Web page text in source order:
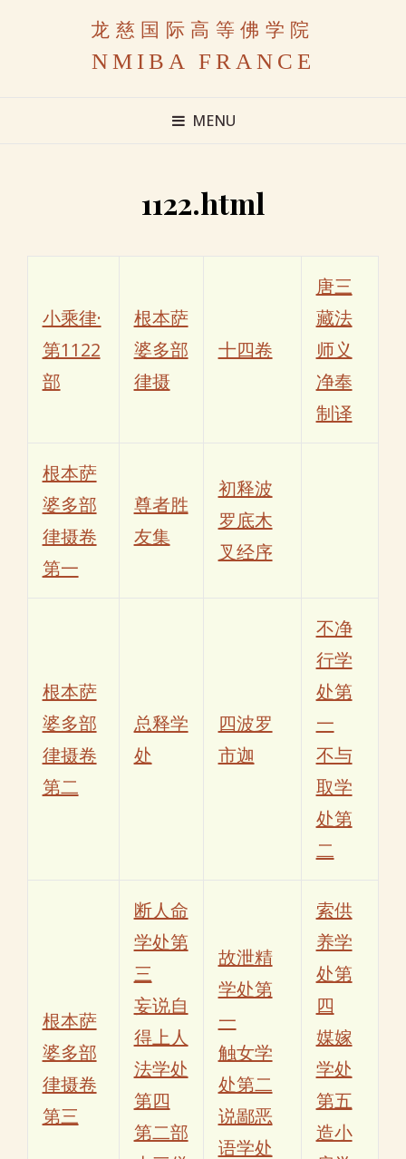
龙慈国际高等佛学院
NMIBA FRANCE
MENU
1122.html
小乘律·
第1122
部
根本萨
婆多部
律摄
十四卷
唐三
藏法
师义
净奉
制译
根本萨
婆多部
律摄卷
第一
尊者胜
友集
初释波
罗底木
叉经序
根本萨
婆多部
律摄卷
第二
总释学
处
四波罗
市迦
不净
行学
处第
一
不与
取学
处第
二
根本萨
婆多部
律摄卷
第三
断人命
学处第
三
妄说自
得上人
法学处
第四
第二部
故泄精
学处第
一
触女学
处第二
说鄙恶
语学处
索供
养学
处第
四
媒嫁
学处
第五
造小